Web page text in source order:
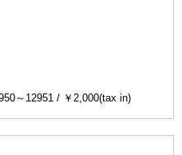
～12951 / ￥2,000(tax in)